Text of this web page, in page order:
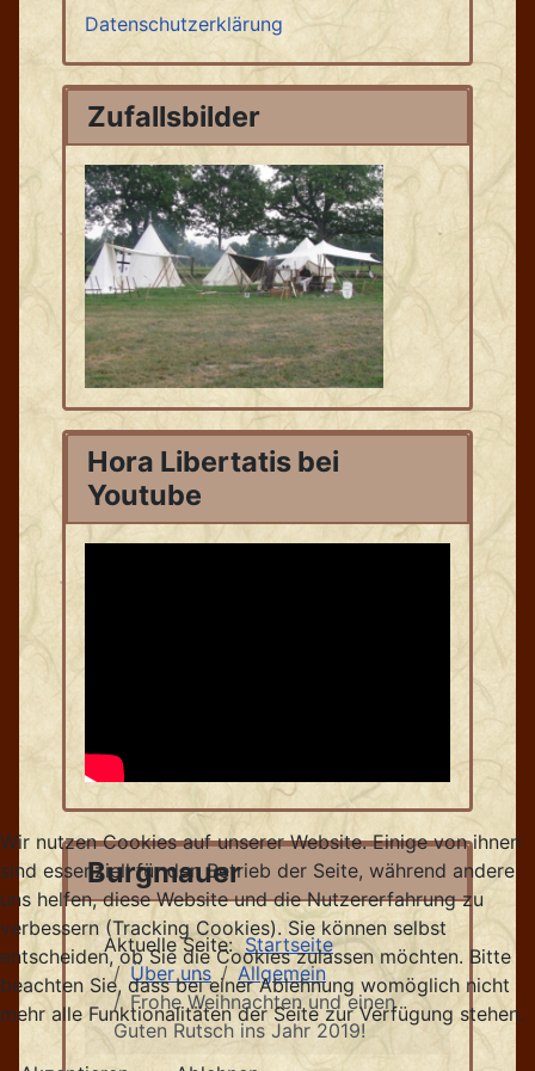
Datenschutzerklärung
Zufallsbilder
Hora Libertatis bei
Youtube
Burgmauer
Aktuelle Seite: Startseite
Über uns
Allgemein
Frohe Weihnachten und einen
Guten Rutsch ins Jahr 2019!
Wir nutzen Cookies auf unserer Website. Einige von ihnen
sind essenziell für den Betrieb der Seite, während andere
uns helfen, diese Website und die Nutzererfahrung zu
verbessern (Tracking Cookies). Sie können selbst
entscheiden, ob Sie die Cookies zulassen möchten. Bitte
beachten Sie, dass bei einer Ablehnung womöglich nicht
mehr alle Funktionalitäten der Seite zur Verfügung stehen.